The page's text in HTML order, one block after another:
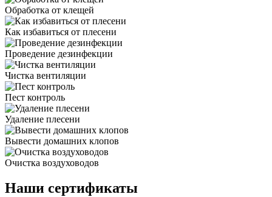
Обработка от клещей
Как избавиться от плесени
Проведение дезинфекции
Чистка вентиляции
Пест контроль
Удаление плесени
Вывести домашних клопов
Очистка воздуховодов
Наши сертификаты